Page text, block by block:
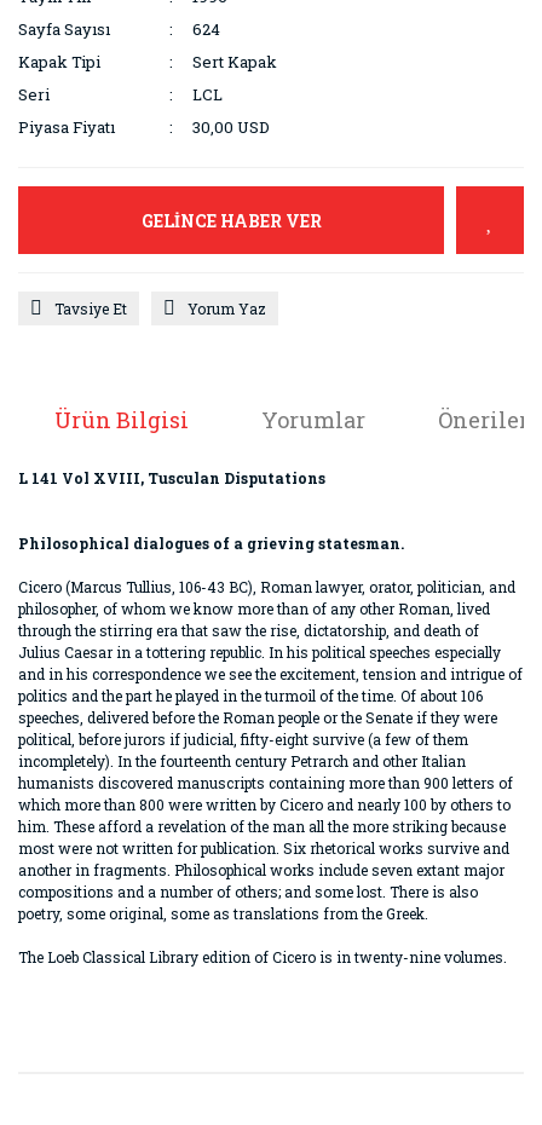
Sayfa Sayısı
624
Kapak Tipi
Sert Kapak
Seri
LCL
Piyasa Fiyatı
30,00 USD
GELİNCE HABER VER
Tavsiye Et Yorum Yaz
Ürün Bilgisi Yorumlar
L 141 Vol XVIII, Tusculan Disputations
Philosophical dialogues of a grieving statesman.
Cicero (Marcus Tullius, 106-43 BC), Roman lawyer, orator, politician, and
philosopher, of whom we know more than of any other Roman, lived
through the stirring era that saw the rise, dictatorship, and death of
Julius Caesar in a tottering republic. In his political speeches especially
and in his correspondence we see the excitement, tension and intrigue of
politics and the part he played in the turmoil of the time. Of about 106
speeches, delivered before the Roman people or the Senate if they were
political, before jurors if judicial, fifty-eight survive (a few of them
incompletely). In the fourteenth century Petrarch and other Italian
humanists discovered manuscripts containing more than 900 letters of
which more than 800 were written by Cicero and nearly 100 by others to
him. These afford a revelation of the man all the more striking because
most were not written for publication. Six rhetorical works survive and
another in fragments. Philosophical works include seven extant major
compositions and a number of others; and some lost. There is also
poetry, some original, some as translations from the Greek.
The Loeb Classical Library edition of Cicero is in twenty-nine volumes.